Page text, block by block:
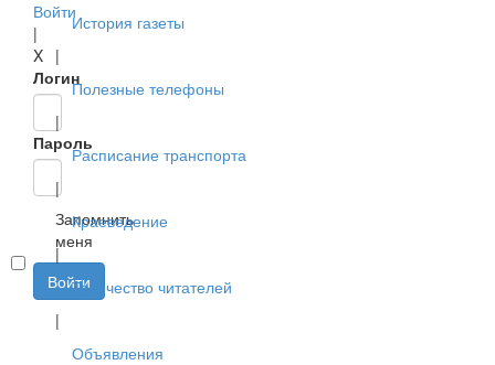
Войти
|
X
Логин
Пароль
Запомнить
меня
Войти
История газеты
|
Полезные телефоны
|
Расписание транспорта
|
Краеведение
|
Творчество читателей
|
Объявления